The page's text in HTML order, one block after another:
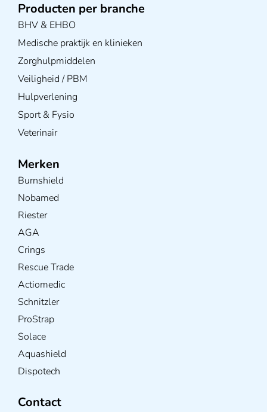
Producten per branche
BHV & EHBO
Medische praktijk en klinieken
Zorghulpmiddelen
Veiligheid / PBM
Hulpverlening
Sport & Fysio
Veterinair
Merken
Burnshield
Nobamed
Riester
AGA
Crings
Rescue Trade
Actiomedic
Schnitzler
ProStrap
Solace
Aquashield
Dispotech
Contact